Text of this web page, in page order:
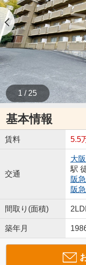
1 / 25
基本情報
賃料 5.5
交通
大
駅
阪
阪
間取り(面積)
築年月